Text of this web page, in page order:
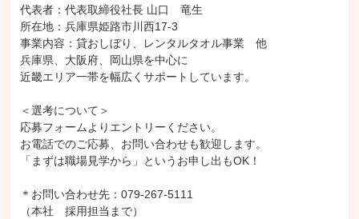
代表者：代表取締役社長 山口　竜生
所在地：兵庫県姫路市川西17-3
事業内容：貸おしぼり、レンタルタオル事業　他
兵庫県、大阪府、岡山県を中心に
近畿エリア一帯を幅広くサポートしています。
＜選考について＞
応募フォームよりエントリーください。
お電話でのご応募、お問い合わせも歓迎します。
「まずは職場見学から」というお申し出もOK！
＊お問い合わせ先：079-267-5111
（本社　採用担当まで）